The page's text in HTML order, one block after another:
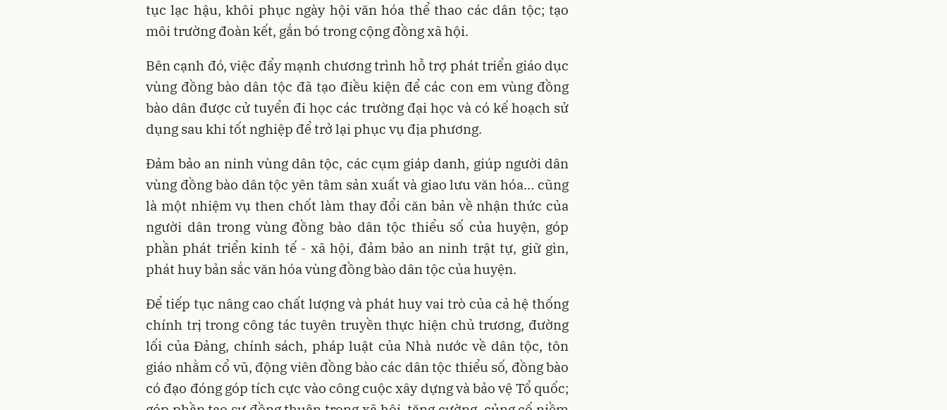
tục lạc hậu, khôi phục ngày hội văn hóa thể thao các dân tộc; tạo
môi trường đoàn kết, gắn bó trong cộng đồng xã hội.
Bên cạnh đó, việc đẩy mạnh chương trình hỗ trợ phát triển giáo dục
vùng đồng bào dân tộc đã tạo điều kiện để các con em vùng đồng
bào dân được cử tuyển đi học các trường đại học và có kế hoạch sử
dụng sau khi tốt nghiệp để trở lại phục vụ địa phương.
Đảm bảo an ninh vùng dân tộc, các cụm giáp danh, giúp người dân
vùng đồng bào dân tộc yên tâm sản xuất và giao lưu văn hóa… cũng
là một nhiệm vụ then chốt làm thay đổi căn bản về nhận thức của
người dân trong vùng đồng bào dân tộc thiểu số của huyện, góp
phần phát triển kinh tế - xã hội, đảm bảo an ninh trật tự, giữ gìn,
phát huy bản sắc văn hóa vùng đồng bào dân tộc của huyện.
Để tiếp tục nâng cao chất lượng và phát huy vai trò của cả hệ thống
chính trị trong công tác tuyên truyền thực hiện chủ trương, đường
lối của Đảng, chính sách, pháp luật của Nhà nước về dân tộc, tôn
giáo nhằm cổ vũ, động viên đồng bào các dân tộc thiểu số, đồng bào
có đạo đóng góp tích cực vào công cuộc xây dựng và bảo vệ Tổ quốc;